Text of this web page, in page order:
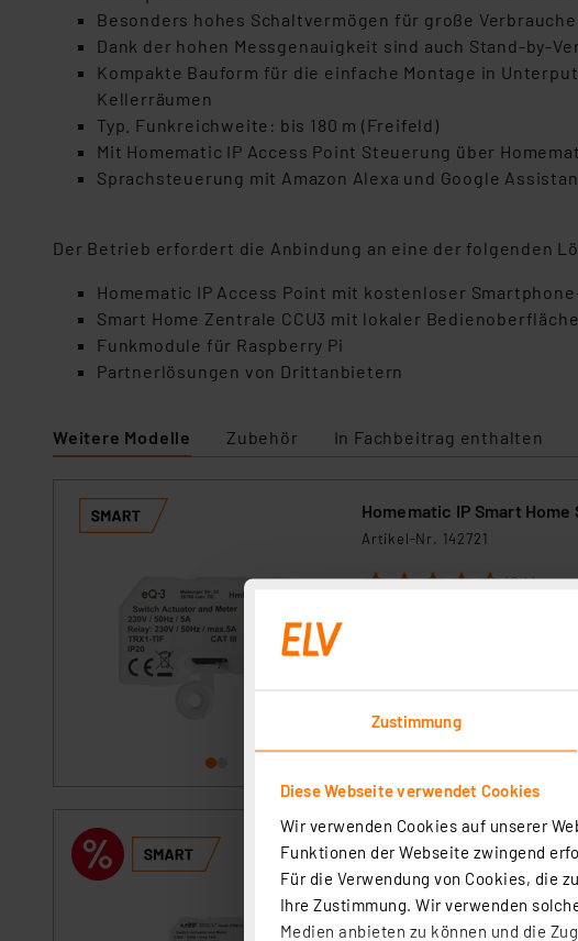
Zustimmung
Diese Webseite verwendet Cookies
Wir verwenden Cookies auf unserer
Funktionen der Webseite zwingend
Für die Verwendung von Cookies, die
Ihre Zustimmung. Wir verwenden
Medien anbieten zu können und die
Besonders hohes Schaltvermögen für große
Dank der hohen Messgenauigkeit sind auch Stand-by-
Kompakte Bauform für die einfache Montage in
Kellerräumen
Typ. Funkreichweite: bis 180 m (Freifeld)
Mit Homematic IP Access Point Steuerung über
Sprachsteuerung mit Amazon Alexa und Google
Der Betrieb erfordert die Anbindung an eine der folgenden
Homematic IP Access Point mit kostenloser
Smart Home Zentrale CCU3 mit lokaler Bedienoberfläche
Funkmodule für Raspberry Pi
Partnerlösungen von Drittanbietern
Weitere Modelle Zubehör In Fachbeitrag enthalten
Homematic IP Smart
Artikel-Nr. 142721
1 2 3 4 5 (24)
Homematic IP Smart
1 2 3 4 5 (10)